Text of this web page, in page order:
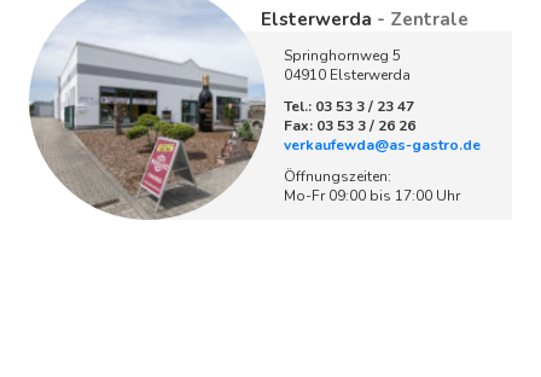
Elsterwerda - Zentrale
Springhornweg 5
04910 Elsterwerda
Tel.: 03 53 3 / 23 47
Fax: 03 53 3 / 26 26
verkaufewda@as-gastro.de
Öffnungszeiten:
Mo-Fr 09:00 bis 17:00 Uhr